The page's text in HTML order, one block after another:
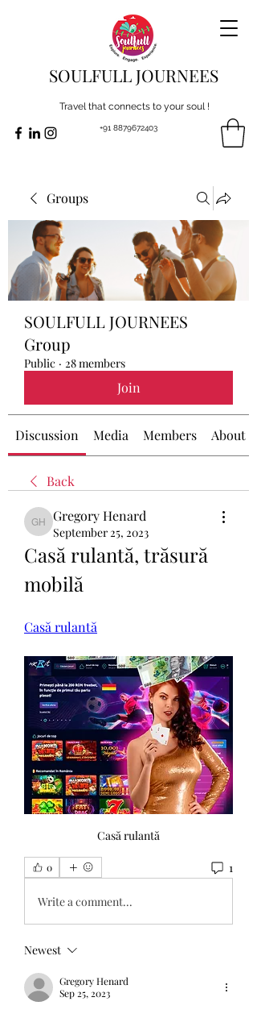
SOULFULL JOURNEES
Travel that connects to your soul !
+91 8879672403
Groups
SOULFULL JOURNEES
Group
Public · 28 members
Join
Discussion Media Members About
Back
Gregory Henard
Gregory Henard
September 25, 2023
Casă rulantă, trăsură
mobilă
Casă rulantă
Casă rulantă
0 1
Write a comment...
Newest
Gregory Henard
Sep 25, 2023